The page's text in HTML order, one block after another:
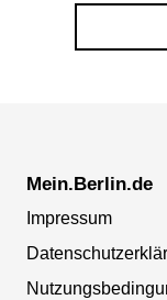
Mein.Berlin.de
Impressum